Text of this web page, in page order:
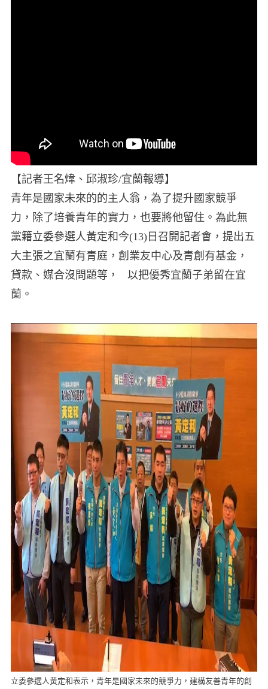
【記者王名煒、邱淑珍/宜蘭報導】
青年是國家未來的的主人翁，為了提升國家競爭
力，除了培養青年的實力，也要將他留住。為此無
黨籍立委參選人黃定和今(13)日召開記者會，提出五
大主張之宜蘭有青庭，創業友中心及青創有基金，
貸款、媒合沒問題等，
以把優秀宜蘭子弟留在宜
蘭。
立委參選人黃定和表示，青年是國家未來的競爭力，建構友善青年的創